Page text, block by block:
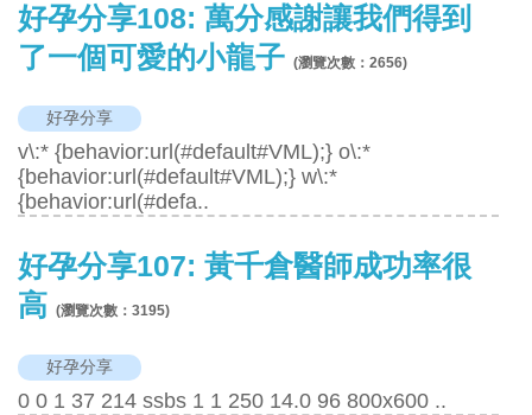
好孕分享108: 萬分感謝讓我們得到
了一個可愛的小龍子 (瀏覽次數：2656)
好孕分享
v\:* {behavior:url(#default#VML);} o\:*
{behavior:url(#default#VML);} w\:*
{behavior:url(#defa..
好孕分享107: 黃千倉醫師成功率很
高 (瀏覽次數：3195)
好孕分享
0 0 1 37 214 ssbs 1 1 250 14.0 96 800x600 ..